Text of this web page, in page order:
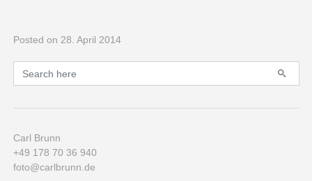
Posted on 28. April 2014
Primary
Search for:
Carl Brunn
+49 178 70 36 940
foto@carlbrunn.de